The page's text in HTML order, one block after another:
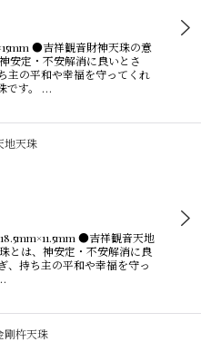
●吉祥観音財神天珠の意
安定・不安解消に良いとさ
主の平和や幸福を守ってくれ
です。 …
地天珠
●吉祥観音天地
とは、神安定・不安解消に良
、持ち主の平和や幸福を守っ
剛杵天珠